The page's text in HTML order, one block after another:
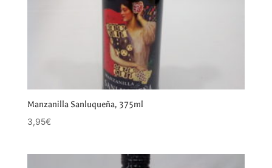
Manzanilla Sanluqueña, 375ml
3,95€